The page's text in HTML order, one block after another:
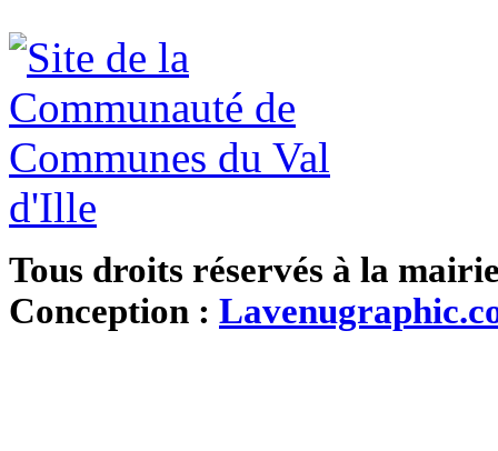
Tous droits réservés à la
Conception :